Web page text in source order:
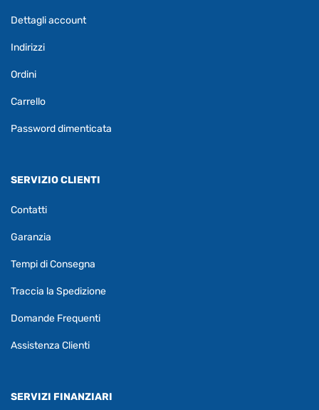
Dettagli account
Indirizzi
Ordini
Carrello
Password dimenticata
SERVIZIO CLIENTI
Contatti
Garanzia
Tempi di Consegna
Traccia la Spedizione
Domande Frequenti
Assistenza Clienti
SERVIZI FINANZIARI